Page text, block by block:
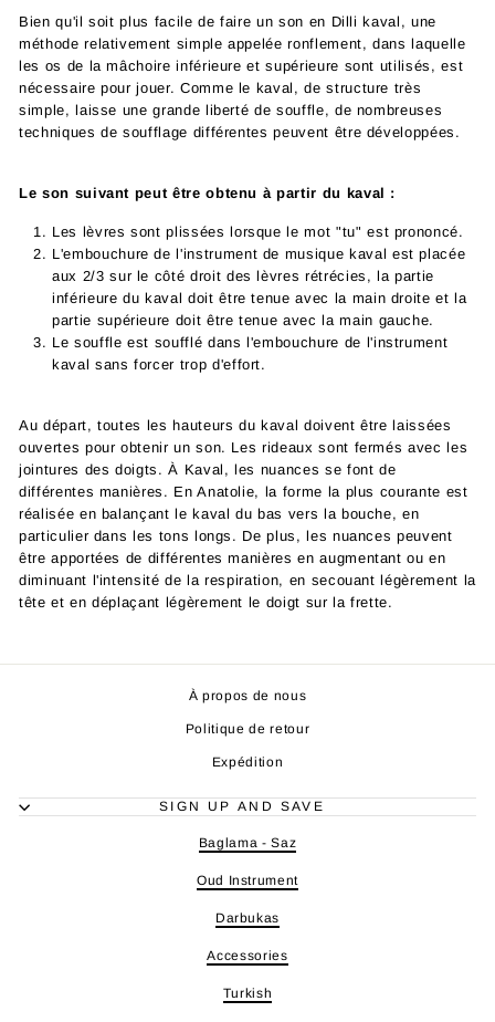
Bien qu'il soit plus facile de faire un son en Dilli kaval, une
méthode relativement simple appelée ronflement, dans laquelle
les os de la mâchoire inférieure et supérieure sont utilisés, est
nécessaire pour jouer. Comme le kaval, de structure très
simple, laisse une grande liberté de souffle, de nombreuses
techniques de soufflage différentes peuvent être développées.
Le son suivant peut être obtenu à partir du kaval :
Les lèvres sont plissées lorsque le mot "tu" est prononcé.
L'embouchure de l'instrument de musique kaval est placée
aux 2/3 sur le côté droit des lèvres rétrécies, la partie
inférieure du kaval doit être tenue avec la main droite et la
partie supérieure doit être tenue avec la main gauche.
Le souffle est soufflé dans l'embouchure de l'instrument
kaval sans forcer trop d'effort.
Au départ, toutes les hauteurs du kaval doivent être laissées
ouvertes pour obtenir un son. Les rideaux sont fermés avec les
jointures des doigts. À Kaval, les nuances se font de
différentes manières. En Anatolie, la forme la plus courante est
réalisée en balançant le kaval du bas vers la bouche, en
particulier dans les tons longs. De plus, les nuances peuvent
être apportées de différentes manières en augmentant ou en
diminuant l'intensité de la respiration, en secouant légèrement la
tête et en déplaçant légèrement le doigt sur la frette.
À propos de nous
Politique de retour
Expédition
SIGN UP AND SAVE
Baglama - Saz
Oud Instrument
Darbukas
Accessories
Turkish